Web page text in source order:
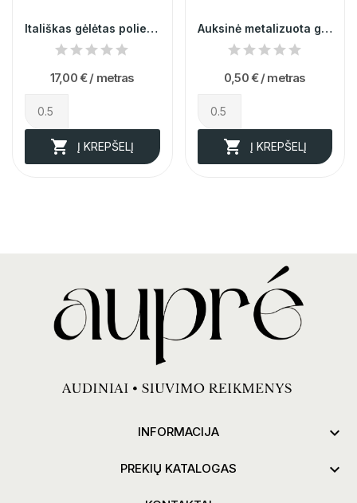
Itališkas gėlėtas poliesteris
17,00 € / metras
 Į KREPŠELĮ
Auksinė metalizuota guma 1,5cm 003010
0,50 € / metras
 Į KREPŠELĮ
INFORMACIJA 
PREKIŲ KATALOGAS 